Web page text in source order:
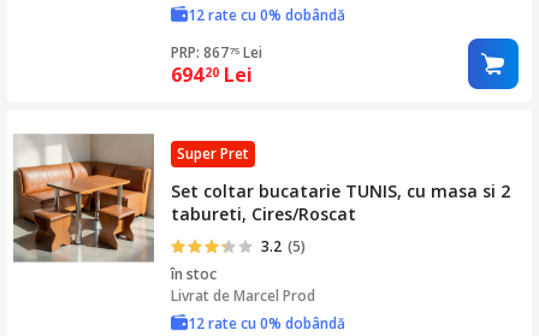
12 rate cu 0% dobândă
PRP: 86775 Lei
69420 Lei
Super Pret
Set coltar bucatarie TUNIS, cu masa si 2
tabureti, Cires/Roscat
3.2 (5)
în stoc
Livrat deMarcel Prod
12 rate cu 0% dobândă